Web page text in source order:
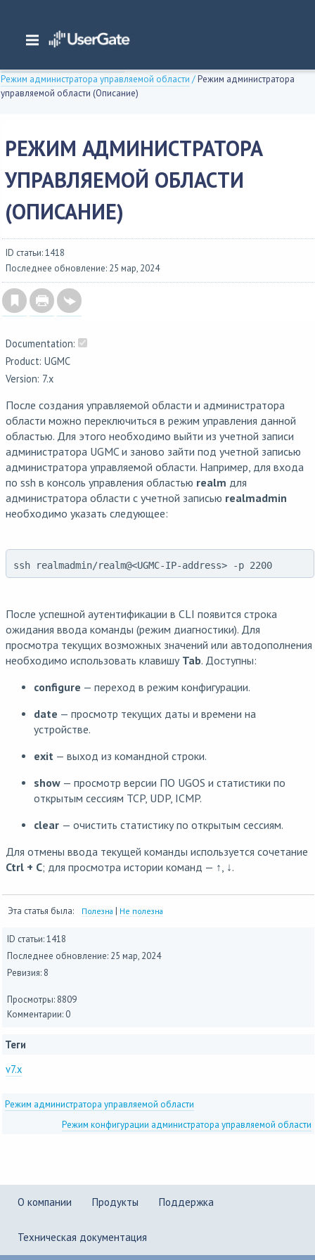
Главная/ Документация/Management Center
Management Center 7.x Руководство администратора
Режим администратора управляемой области /Режим администратора
управляемой области (Описание)
РЕЖИМ АДМИНИСТРАТОРА
УПРАВЛЯЕМОЙ ОБЛАСТИ
(ОПИСАНИЕ)
ID статьи: 1418
Последнее обновление: 25 мар, 2024
Documentation:
Product: UGMC
Version: 7.x
После создания управляемой области и администратора
области можно переключиться в режим управления данной
областью. Для этого необходимо выйти из учетной записи
администратора UGMC и заново зайти под учетной записью
администратора управляемой области. Например, для входа
по ssh в консоль управления областью realm для
администратора области с учетной записью realmadmin
необходимо указать следующее:
ssh realmadmin/realm@<UGMC-IP-address> -p 2200
После успешной аутентификации в CLI появится строка
ожидания ввода команды (режим диагностики). Для
просмотра текущих возможных значений или автодополнения
необходимо использовать клавишу Tab. Доступны:
configure — переход в режим конфигурации.
date — просмотр текущих даты и времени на
устройстве.
exit — выход из командной строки.
show — просмотр версии ПО UGOS и статистики по
открытым сессиям TCP, UDP, ICMP.
clear — очистить статистику по открытым сессиям.
Для отмены ввода текущей команды используется сочетание
Ctrl + C; для просмотра истории команд — ↑, ↓.
Эта статья была: Полезна | Не полезна
ID статьи: 1418
Последнее обновление: 25 мар, 2024
Ревизия: 8
Просмотры: 8809
Комментарии: 0
Теги
v7.x
Режим администратора управляемой области
Режим конфигурации администратора управляемой области
О компании Продукты Поддержка
Техническая документация